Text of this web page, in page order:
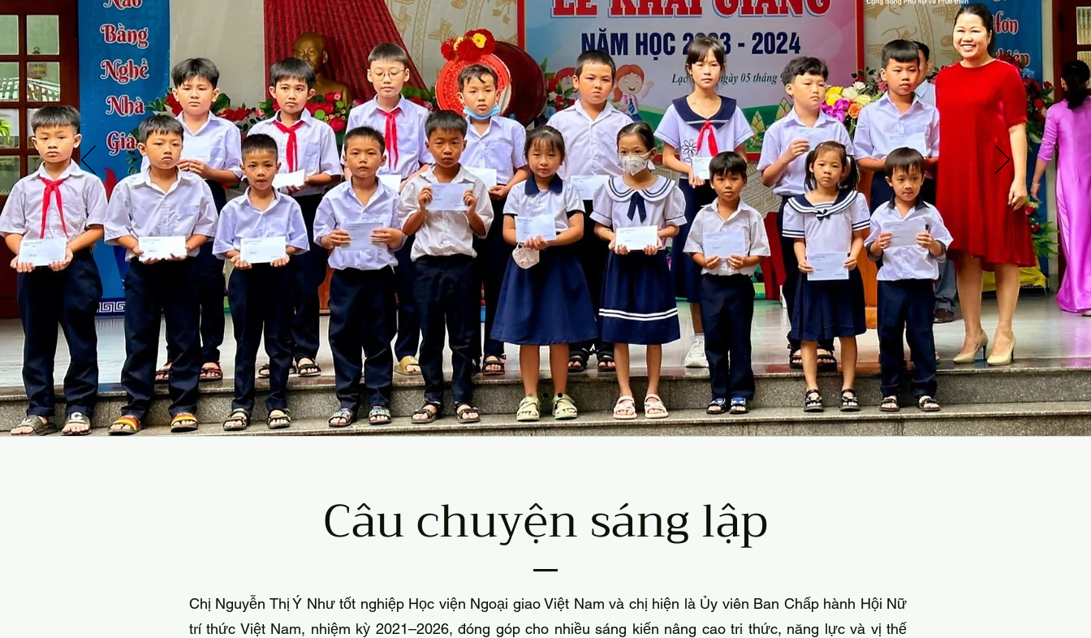
Câu chuyện sáng lập
Chị Nguyễn Thị Ý Như tốt nghiệp Học viện Ngoại giao Việt Nam và chị hiện là Ủy viên Ban Chấp hành Hội Nữ
trí thức Việt Nam, nhiệm kỳ 2021–2026, đóng góp cho nhiều sáng kiến nâng cao tri thức, năng lực và vị thế